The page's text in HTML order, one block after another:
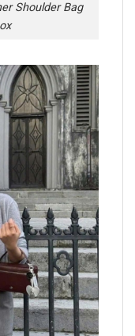
Shoulder Bag